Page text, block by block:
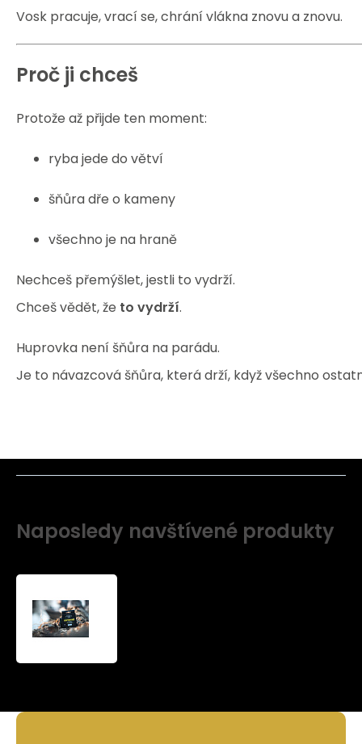
Vosk pracuje, vrací se, chrání vlákna znovu a znovu.
Proč ji chceš
Protože až přijde ten moment:
ryba jede do větví
šňůra dře o kameny
všechno je na hraně
Nechceš přemýšlet, jestli to vydrží.
Chceš vědět, že to vydrží.
Huprovka není šňůra na parádu.
Je to návazcová šňůra, která drží, když všechno
Naposledy navštívené produkty
190KG